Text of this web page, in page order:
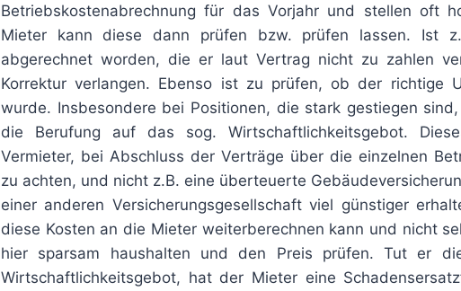
Betriebskostenabrechnung für das Vorjahr und stellen oft
Mieter kann diese dann prüfen bzw. prüfen lassen. Ist
abgerechnet worden, die er laut Vertrag nicht zu zahlen
Korrektur verlangen. Ebenso ist zu prüfen, ob der richtige
wurde. Insbesondere bei Positionen, die stark gestiegen
die Berufung auf das sog. Wirtschaftlichkeitsgebot.
Vermieter, bei Abschluss der Verträge über die einzelnen
zu achten, und nicht z.B. eine überteuerte
einer anderen Versicherungsgesellschaft viel günstiger
diese Kosten an die Mieter weiterberechnen kann und nicht
hier sparsam haushalten und den Preis prüfen. Tut er
Wirtschaftlichkeitsgebot, hat der Mieter eine